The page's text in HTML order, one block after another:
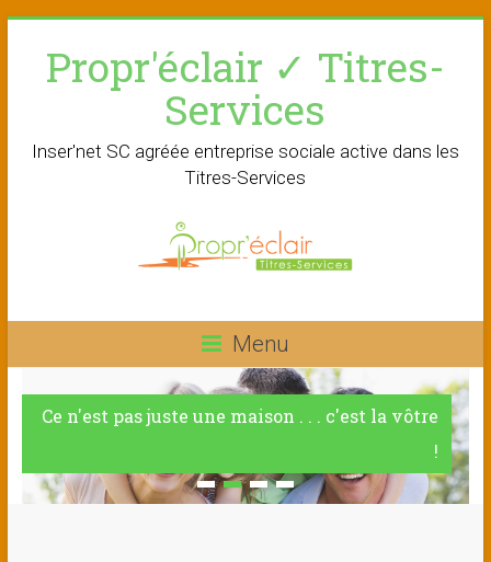
contentPropr'éclair ✓ Titres-
Services
Inser'net SC agréée entreprise sociale active dans les
Titres-Services
Menu
Ce n'est pas juste une maison . . . c'est la vôtre
!